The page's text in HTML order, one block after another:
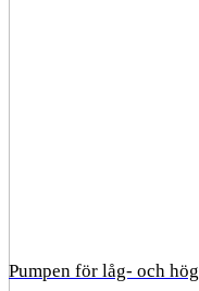
Pumpen för låg- och